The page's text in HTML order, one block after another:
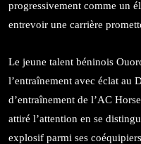
progressivement comme un
entrevoir une carrière
Le jeune talent béninois
l’entraînement avec éclat au
d’entraînement de l’AC
attiré l’attention en se
explosif parmi ses